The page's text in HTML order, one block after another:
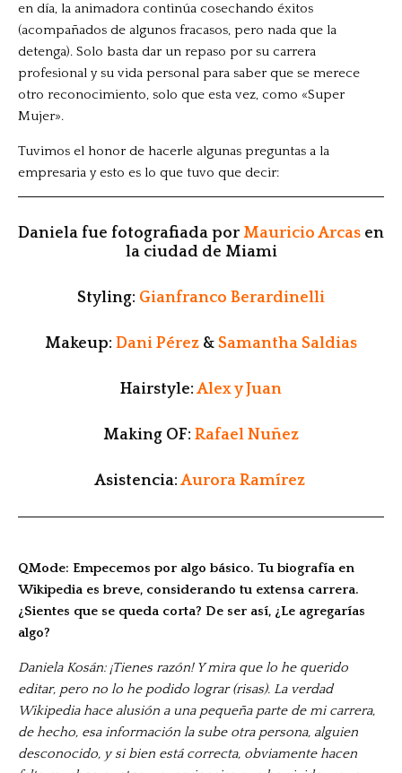
en día, la animadora continúa cosechando éxitos
(acompañados de algunos fracasos, pero nada que la
detenga). Solo basta dar un repaso por su carrera
profesional y su vida personal para saber que se merece
otro reconocimiento, solo que esta vez, como «Super
Mujer».
Tuvimos el honor de hacerle algunas preguntas a la
empresaria y esto es lo que tuvo que decir:
Daniela fue fotografiada por Mauricio Arcas en
la ciudad de Miami
Styling: Gianfranco Berardinelli
Makeup: Dani Pérez & Samantha Saldias
Hairstyle: Alex y Juan
Making OF: Rafael Nuñez
Asistencia: Aurora Ramírez
QMode: Empecemos por algo básico. Tu biografía en
Wikipedia es breve, considerando tu extensa carrera.
¿Sientes que se queda corta? De ser así, ¿Le agregarías
algo?
Daniela Kosán: ¡Tienes razón! Y mira que lo he querido
editar, pero no lo he podido lograr (risas). La verdad
Wikipedia hace alusión a una pequeña parte de mi carrera,
de hecho, esa información la sube otra persona, alguien
desconocido, y si bien está correcta, obviamente hacen